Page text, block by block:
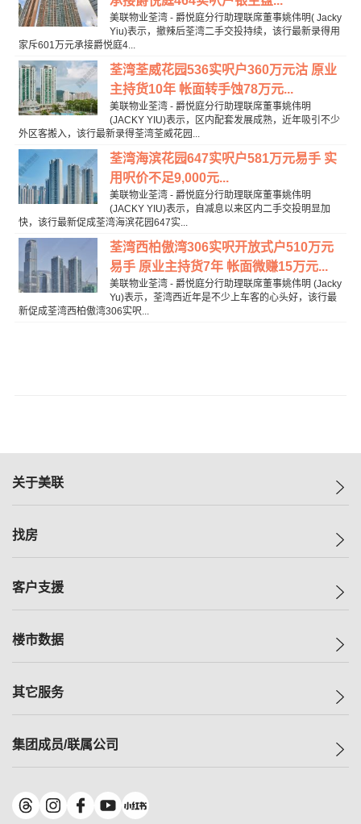
美联物业荃湾 - 爵悦庭分行助理联席董事姚伟明( Jacky
Yiu)表示，撤辣后荃湾二手交投持续，该行最新录得用
家斥601万元承接爵悦庭4...
荃湾荃威花园536实呎户360万元沽 原业
主持货10年 帐面转手蚀78万元...
美联物业荃湾 - 爵悦庭分行助理联席董事姚伟明
(JACKY YIU)表示，区内配套发展成熟，近年吸引不少
外区客搬入，该行最新录得荃湾荃威花园...
荃湾海滨花园647实呎户581万元易手 实
用呎价不足9,000元...
美联物业荃湾 - 爵悦庭分行助理联席董事姚伟明
(JACKY YIU)表示，自减息以来区内二手交投明显加
快，该行最新促成荃湾海滨花园647实...
荃湾西柏傲湾306实呎开放式户510万元
易手 原业主持货7年 帐面微赚15万元...
美联物业荃湾 - 爵悦庭分行助理联席董事姚伟明 (Jacky
Yu)表示，荃湾西近年是不少上车客的心头好，该行最
新促成荃湾西柏傲湾306实呎...
关于美联
美联集团
人才招募
找房
一手新房
减价
美联豪宅
独家楼盘
租房
客户支援
自助放盘
查询热线
按揭计算机
负担能力计算机
转按计算机
缴款方式
楼市数据
指数
历史成交
小区成交排行榜
其它服务
小区专页
美联精英会
集团成员/联属公司
美联物业
鋑联控股*